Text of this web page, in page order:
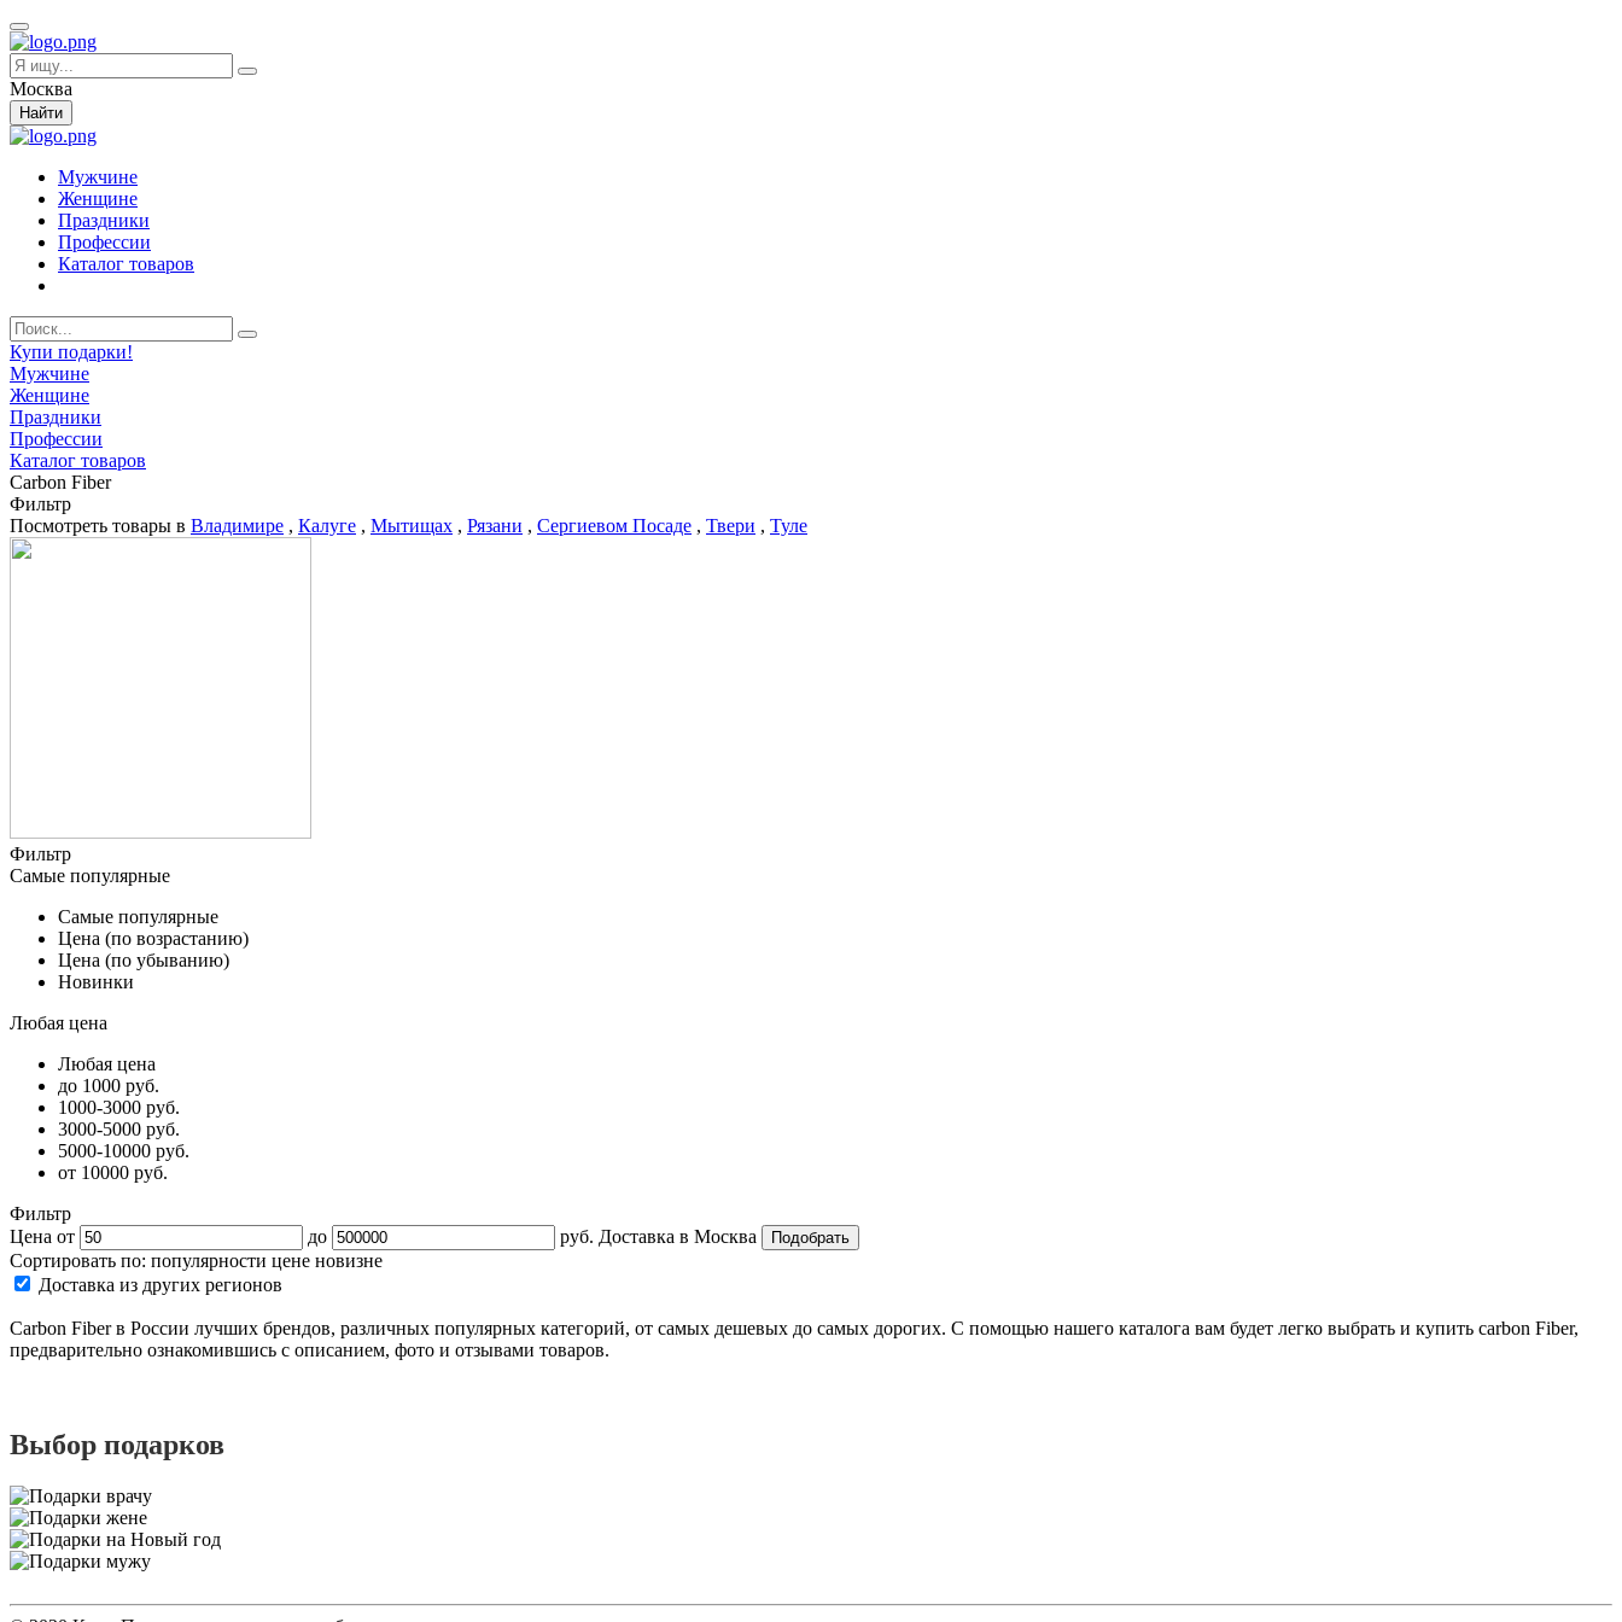
Москва
Найти
Мужчине
Женщине
Праздники
Профессии
Каталог товаров
Купи подарки!
Мужчине
Женщине
Праздники
Профессии
Каталог товаров
Carbon Fiber
Фильтр
Посмотреть товары в Владимире , Калуге , Мытищах , Рязани , Сергиевом Посаде , Твери , Туле
Фильтр
Самые популярные
Самые популярные
Цена (по возрастанию)
Цена (по убыванию)
Новинки
Любая цена
Любая цена
до 1000 руб.
1000-3000 руб.
3000-5000 руб.
5000-10000 руб.
от 10000 руб.
Фильтр
Цена от
до руб. Доставка в Москва
Сортировать по: популярности цене новизне
Доставка из других регионов
Carbon Fiber в России лучших брендов, различных популярных категорий, от самых дешевых до самых дорогих. С помощью нашего каталога вам будет легко выбрать и купить carbon Fiber,
предварительно ознакомившись с описанием, фото и отзывами товаров.
Выбор подарков